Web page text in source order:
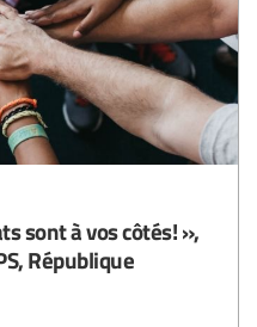
sont à vos côtés! »,
République